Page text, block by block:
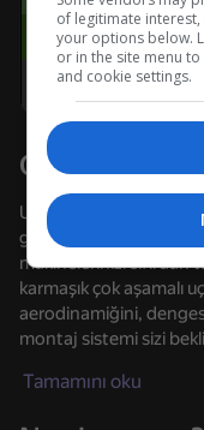
Oyun
Uçak yapım oyunları,
göstermenin harika bir
makinelerinizi
karmaşık çok aşamalı
aerodinamiğini,
montaj sistemi sizi
Gerçekçi fiziğe özel
Tamamını oku
of legitimate
your options below.
or in the site menu
and cookie settings.